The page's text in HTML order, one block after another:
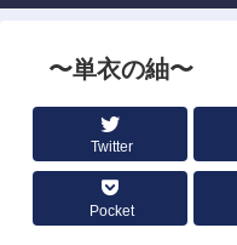
〜単衣の紬〜
Twitter
Pocket